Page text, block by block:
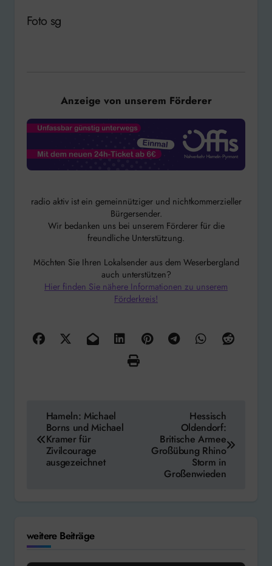
Foto sg
Anzeige von unserem Förderer
radio aktiv ist ein gemeinnütziger und nichtkommerzieller
Bürgersender.
Wir bedanken uns bei unserem Förderer für die
freundliche Unterstützung.
Möchten Sie Ihren Lokalsender aus dem Weserbergland
auch unterstützen?
Hier finden Sie nähere Informationen zu unserem
Förderkreis!
Beitragsnavigation
Hameln: Michael
Borns und Michael
Kramer für
Zivilcourage
ausgezeichnet
Hessisch
Oldendorf:
Britische Armee
Großübung Rhino
Storm in
Großenwieden
weitere Beiträge